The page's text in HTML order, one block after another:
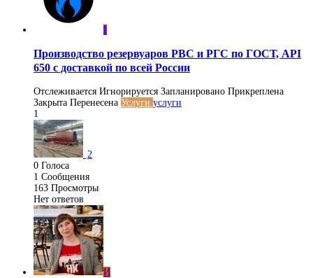
I
Производство резервуаров РВС и РГС по ГОСТ, API
650 с доставкой по всей России
Отслеживается Игнорируется Запланировано Прикреплена
Закрыта Перенесена Услуги услуги
1
2
0 Голоса
1 Сообщения
163 Просмотры
Нет ответов
И